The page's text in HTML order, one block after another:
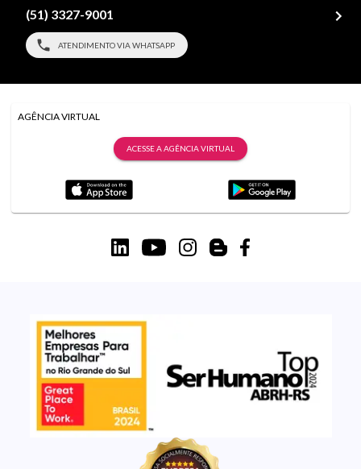
(51) 3327-9001
ATENDIMENTO VIA WHATSAPP
AGÊNCIA VIRTUAL
ACESSE A AGÊNCIA VIRTUAL